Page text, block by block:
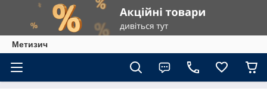
Метизич